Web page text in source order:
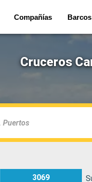
Compañías Barcos
Cruceros
3069